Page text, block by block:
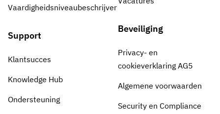
Vaardigheidsniveaubeschrijver
Support
Klantsucces
Knowledge Hub
Ondersteuning
Beveiliging
Privacy- en
cookieverklaring AG5
Algemene voorwaarden
Security en Compliance